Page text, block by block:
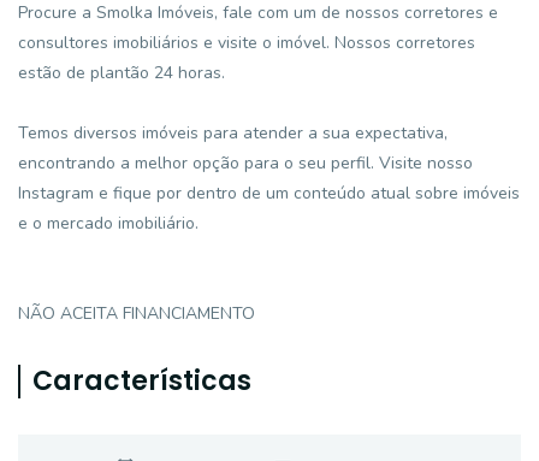
Procure a Smolka Imóveis, fale com um de nossos corretores e
consultores imobiliários e visite o imóvel. Nossos corretores
estão de plantão 24 horas.
Temos diversos imóveis para atender a sua expectativa,
encontrando a melhor opção para o seu perfil. Visite nosso
Instagram e fique por dentro de um conteúdo atual sobre imóveis
e o mercado imobiliário.
NÃO ACEITA FINANCIAMENTO
Características